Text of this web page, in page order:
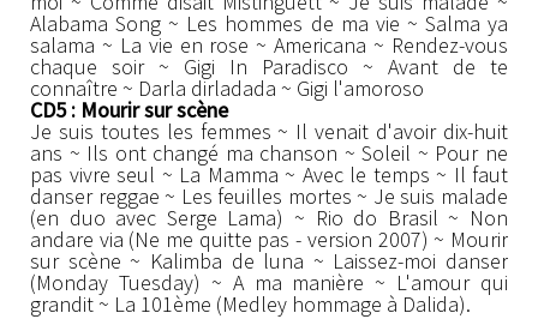
Alabama Song ~ Les hommes de ma vie ~ Salma ya
salama ~ La vie en rose ~ Americana ~ Rendez-vous
chaque soir ~ Gigi In Paradisco ~ Avant de te
connaître ~ Darla dirladada ~ Gigi l'amoroso
CD5 : Mourir sur scène
Je suis toutes les femmes ~ Il venait d'avoir dix-huit
ans ~ Ils ont changé ma chanson ~ Soleil ~ Pour ne
pas vivre seul ~ La Mamma ~ Avec le temps ~ Il faut
danser reggae ~ Les feuilles mortes ~ Je suis malade
(en duo avec Serge Lama) ~ Rio do Brasil ~ Non
andare via (Ne me quitte pas - version 2007) ~ Mourir
sur scène ~ Kalimba de luna ~ Laissez-moi danser
(Monday Tuesday) ~ A ma manière ~ L'amour qui
grandit ~ La 101ème (Medley hommage à Dalida).